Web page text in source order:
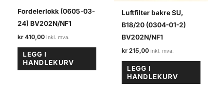
Fordelerlokk (0605-03-
24) BV202N/NF1
kr 410,00
LEGG I
HANDLEKURV
Luftfilter bakre SU,
B18/20 (0304-01-2)
BV202N/NF1
kr 215,00
LEGG I
HANDLEKURV